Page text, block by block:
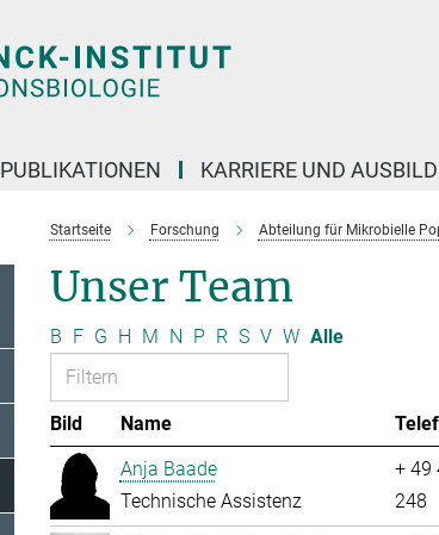
PUBLIKATIONEN KARRIERE UND
Startseite Forschung Abteilung für Mikrobielle
Unser Team
B F G H M N P R S V W Alle
Bild Name
Anja Baade
Technische Assistenz
+ 49
248